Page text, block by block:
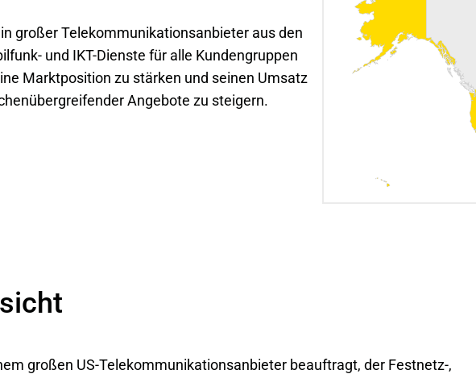
großer Telekommunikationsanbieter aus den
und IKT-Dienste für alle Kundengruppen
Marktposition zu stärken und seinen Umsatz
Angebote zu steigern.
großen US-Telekommunikationsanbieter beauftragt, der Festnetz-,